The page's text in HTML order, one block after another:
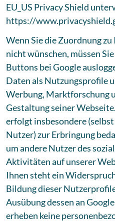
EU_US Privacy Shield
https://
Wenn Sie die Zuordnung
nicht wünschen, müssen
Buttons bei Google
Daten als Nutzungsprofile
Werbung, Marktforschung
Gestaltung seiner
erfolgt insbesondere
Nutzer) zur Erbringung
um andere Nutzer des
Aktivitäten auf unserer
Ihnen steht ein
Bildung dieser
Ausübung dessen an
erheben keine